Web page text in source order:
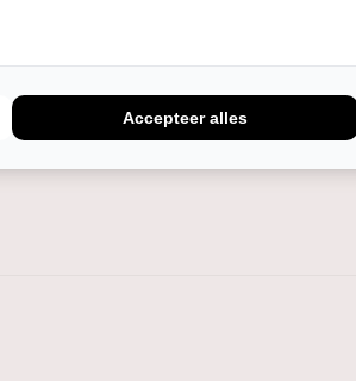
Accepteer alles